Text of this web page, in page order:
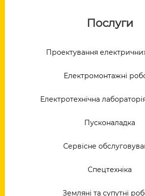
Послуги
Проектування
Електромонтажні
Електротехнічна
Пусконаладка
Сервісне
Спецтехніка
Земляні та супутні